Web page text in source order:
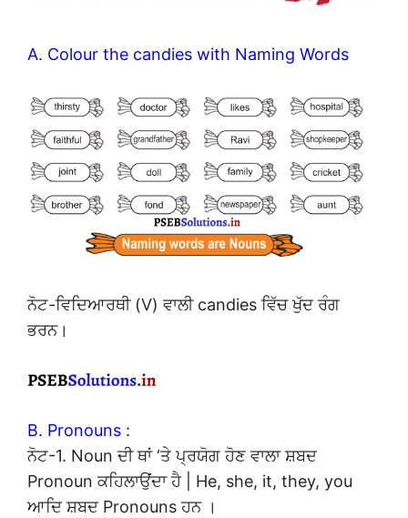
A. Colour the candies with Naming Words
ਨੋਟ-ਵਿਦਿਆਰਥੀ (V) ਵਾਲੀ candies ਵਿੱਚ ਖੁੱਦ ਰੰਗ
ਭਰਨ।
B. Pronouns :
ਨੋਟ-1. Noun ਦੀ ਥਾਂ ‘ਤੇ ਪ੍ਰਯੋਗ ਹੋਣ ਵਾਲਾ ਸ਼ਬਦ
Pronoun ਕਹਿਲਾਉਂਦਾ ਹੈ | He, she, it, they, you
ਆਦਿ ਸ਼ਬਦ Pronouns ਹਨ ।